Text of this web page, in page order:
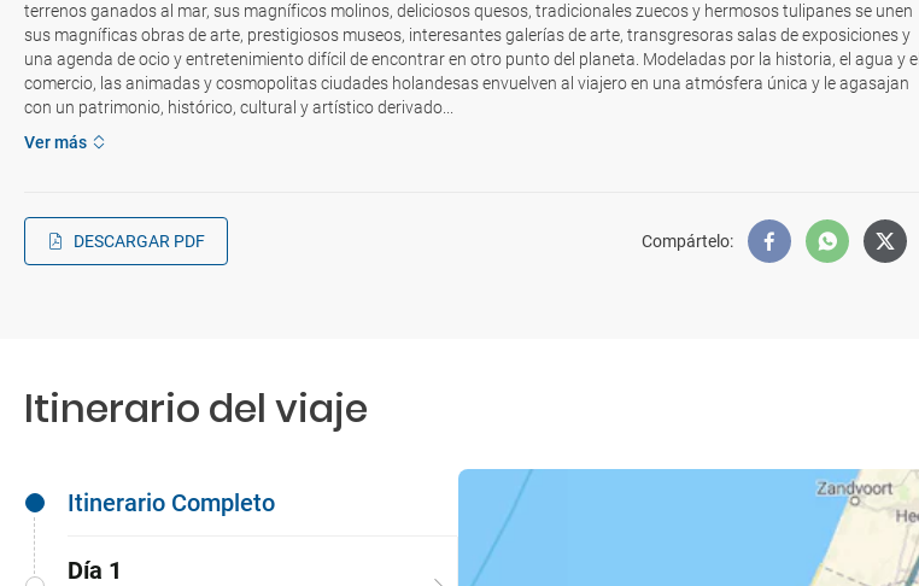
terrenos ganados al mar, sus magníficos molinos, deliciosos quesos, tradicionales zuecos y hermosos tulipanes se unen
sus magníficas obras de arte, prestigiosos museos, interesantes galerías de arte, transgresoras salas de exposiciones y
una agenda de ocio y entretenimiento difícil de encontrar en otro punto del planeta. Modeladas por la historia, el agua y el
comercio, las animadas y cosmopolitas ciudades holandesas envuelven al viajero en una atmósfera única y le agasajan
con un patrimonio, histórico, cultural y artístico derivado...
Ver más
DESCARGAR PDF Compártelo:
Itinerario del viaje
Itinerario Completo
Día 1